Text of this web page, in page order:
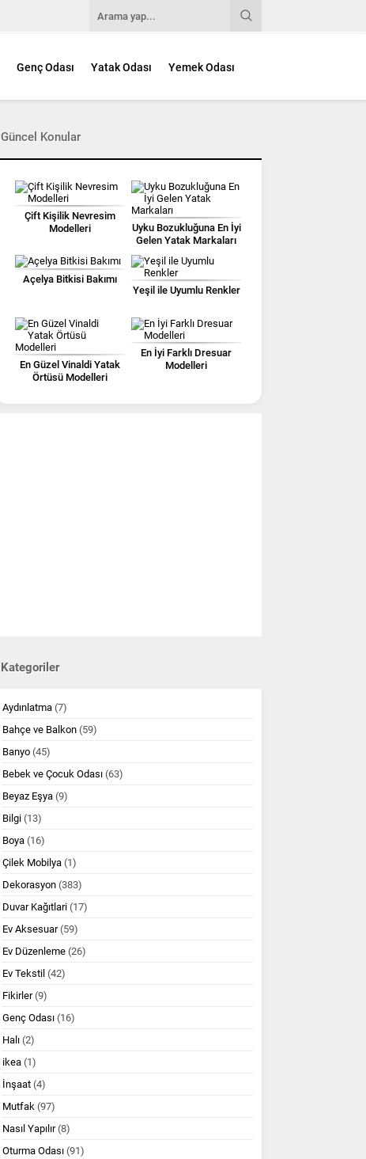
Genç Odası Yatak Odası Yemek Odası
Güncel Konular
Çift Kişilik Nevresim
Modelleri
Uyku Bozukluğuna En İyi
Gelen Yatak Markaları
Açelya Bitkisi Bakımı
Yeşil ile Uyumlu Renkler
En Güzel Vinaldi Yatak
Örtüsü Modelleri
En İyi Farklı Dresuar
Modelleri
Kategoriler
Aydınlatma (7)
Bahçe ve Balkon (59)
Banyo (45)
Bebek ve Çocuk Odası (63)
Beyaz Eşya (9)
Bilgi (13)
Boya (16)
Çilek Mobilya (1)
Dekorasyon (383)
Duvar Kağıtlari (17)
Ev Aksesuar(59)
Ev Düzenleme (26)
Ev Tekstil (42)
Fikirler(9)
Genç Odası (16)
Halı (2)
ikea (1)
İnşaat (4)
Mutfak (97)
Nasıl Yapılır(8)
Oturma Odası (91)